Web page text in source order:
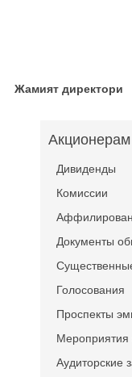
Жамият
Акционерам
Дивиденды
Комиссии
Документы
Голосования
Проспекты
Аудиторские